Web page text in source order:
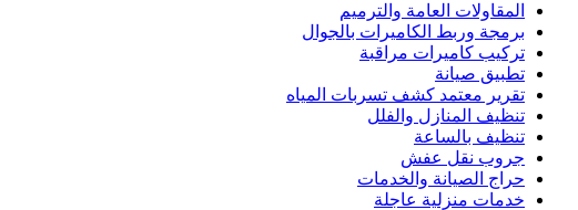
المقاولات العامة والترميم
برمجة وربط الكاميرات بالجوال
تركيب كاميرات مراقبة
تطبيق صيانة
تقرير معتمد كشف تسربات المياه
تنظيف المنازل والفلل
تنظيف بالساعة
جروب نقل عفش
حراج الصيانة والخدمات
خدمات منزلية عاجلة